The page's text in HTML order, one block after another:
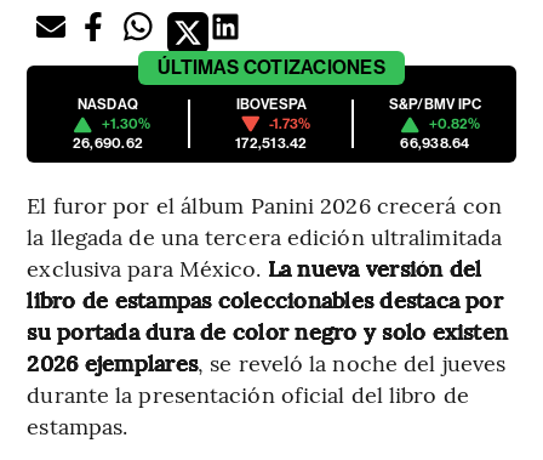
ÚLTIMAS COTIZACIONES
NASDAQ
+1.30%
26,690.62
IBOVESPA
-1.73%
172,513.42
S&P/BMV IPC
+0.82%
66,938.64
El furor por el álbum Panini 2026 crecerá con
la llegada de una tercera edición ultralimitada
exclusiva para México. La nueva versión del
libro de estampas coleccionables destaca por
su portada dura de color negro y solo existen
2026 ejemplares, se reveló la noche del jueves
durante la presentación oficial del libro de
estampas.